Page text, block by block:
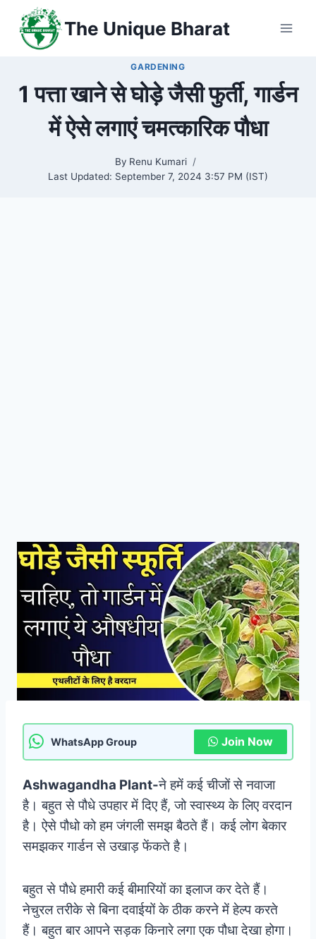
content
The Unique Bharat
GARDENING
1 पत्ता खाने से घोड़े जैसी फुर्ती, गार्डन
में ऐसे लगाएं चमत्कारिक पौधा
By Renu Kumari
Last Updated: September 7, 2024 3:57 PM (IST)
WhatsApp Group Join Now
Ashwagandha Plant-ने हमें कई चीजों से नवाजा
है। बहुत से पौधे उपहार में दिए हैं, जो स्वास्थ्य के लिए वरदान
है। ऐसे पौधो को हम जंगली समझ बैठते हैं। कई लोग बेकार
समझकर गार्डन से उखाड़ फेंकते है।
बहुत से पौधे हमारी कई बीमारियों का इलाज कर देते हैं।
नेचुरल तरीके से बिना दवाईयों के ठीक करने में हेल्प करते
हैं। बहुत बार आपने सड़क किनारे लगा एक पौधा देखा होगा।